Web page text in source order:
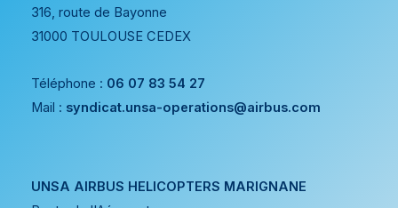
316, route de Bayonne
31000 TOULOUSE CEDEX
Téléphone : 06 07 83 54 27
Mail : syndicat.unsa-operations@airbus.com
UNSA AIRBUS HELICOPTERS MARIGNANE